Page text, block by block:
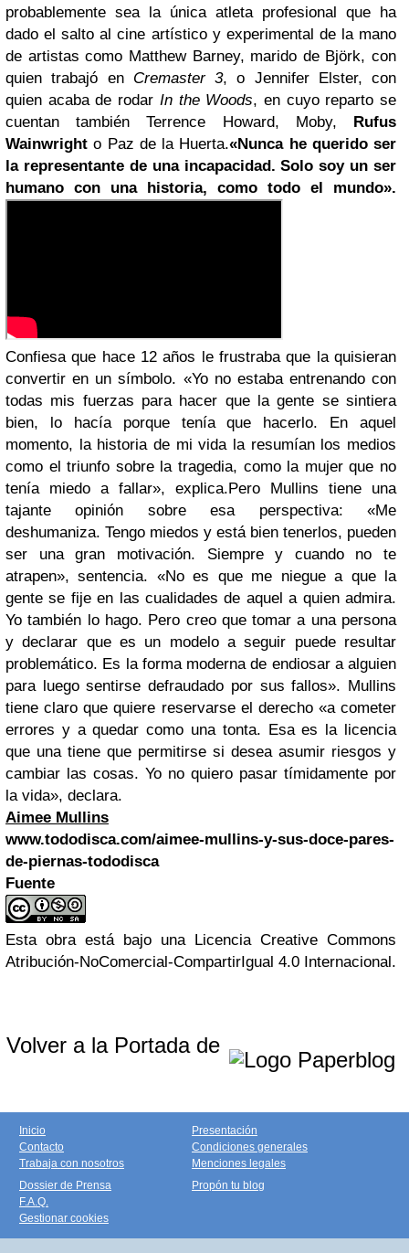
probablemente sea la única atleta profesional que ha
dado el salto al cine artístico y experimental de la mano
de artistas como Matthew Barney, marido de Björk, con
quien trabajó en Cremaster 3, o Jennifer Elster, con
quien acaba de rodar In the Woods, en cuyo reparto se
cuentan también Terrence Howard, Moby, Rufus
Wainwright o Paz de la Huerta.«Nunca he querido ser
la representante de una incapacidad. Solo soy un ser
humano con una historia, como todo el mundo».
Confiesa que hace 12 años le frustraba que la quisieran
convertir en un símbolo. «Yo no estaba entrenando con
todas mis fuerzas para hacer que la gente se sintiera
bien, lo hacía porque tenía que hacerlo. En aquel
momento, la historia de mi vida la resumían los medios
como el triunfo sobre la tragedia, como la mujer que no
tenía miedo a fallar», explica.Pero Mullins tiene una
tajante opinión sobre esa perspectiva: «Me
deshumaniza. Tengo miedos y está bien tenerlos, pueden
ser una gran motivación. Siempre y cuando no te
atrapen», sentencia. «No es que me niegue a que la
gente se fije en las cualidades de aquel a quien admira.
Yo también lo hago. Pero creo que tomar a una persona
y declarar que es un modelo a seguir puede resultar
problemático. Es la forma moderna de endiosar a alguien
para luego sentirse defraudado por sus fallos». Mullins
tiene claro que quiere reservarse el derecho «a cometer
errores y a quedar como una tonta. Esa es la licencia
que una tiene que permitirse si desea asumir riesgos y
cambiar las cosas. Yo no quiero pasar tímidamente por
la vida», declara.
Aimee Mullins
www.tododisca.com/aimee-mullins-y-sus-doce-pares-
de-piernas-tododisca
Fuente
Esta obra está bajo una Licencia Creative Commons
Atribución-NoComercial-CompartirIgual 4.0 Internacional.
Volver a la Portada de
Inicio
Contacto
Trabaja con nosotros
Presentación
Condiciones generales
Menciones legales
Dossier de Prensa
F.A.Q.
Gestionar cookies
Propón tu blog